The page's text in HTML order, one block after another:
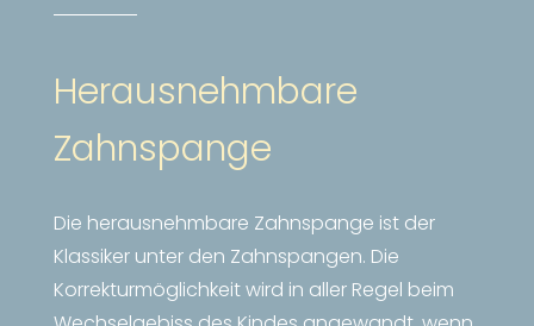
Herausnehmbare
Zahnspange
Die herausnehmbare Zahnspange ist der
Klassiker unter den Zahnspangen. Die
Korrekturmöglichkeit wird in aller Regel beim